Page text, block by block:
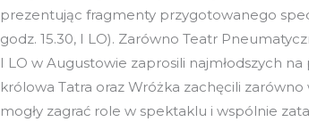
prezentując fragmenty przygotowanego
godz. 15.30, I LO). Zarówno Teatr
I LO w Augustowie zaprosili najmłodszych
królowa Tatra oraz Wróżka zachęcili
mogły zagrać role w spektaklu i wspólnie